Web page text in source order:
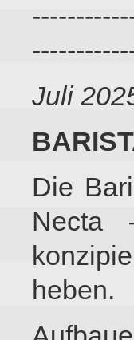
Juli
Die
Necta
heben.